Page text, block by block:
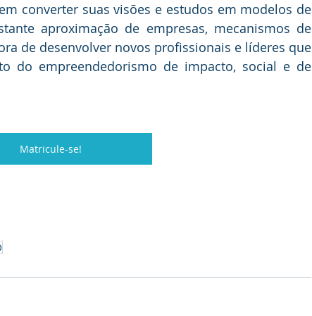
converter suas visões e estudos em modelos de
aproximação de empresas, mecanismos de
de desenvolver novos profissionais e líderes que
do empreendedorismo de impacto, social e de
Matricule-se!